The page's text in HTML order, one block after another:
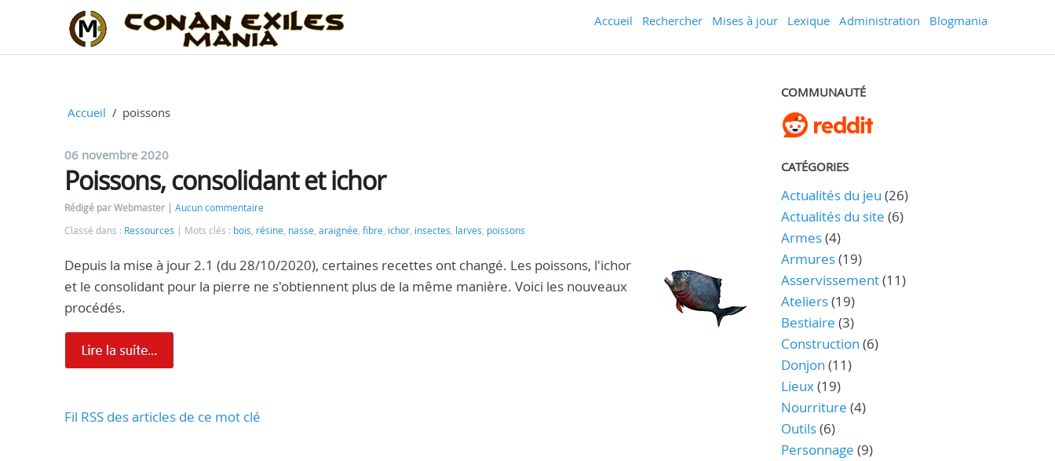
Accueil Rechercher Mises à jour Lexique Administration Blogmania
Accueil poissons
06 novembre 2020
Poissons, consolidant et ichor
Rédigé par Webmaster
Aucun commentaire
Classé dans : Ressources Mots clés : bois, résine, nasse, araignée, fibre, ichor, insectes, larves, poissons
Depuis la mise à jour 2.1 (du 28/10/2020), certaines recettes ont changé. Les poissons, l'ichor
et le consolidant pour la pierre ne s'obtiennent plus de la même manière. Voici les nouveaux
procédés.
Fil RSS des articles de ce mot clé
COMMUNAUTÉ
CATÉGORIES
Actualités du jeu (26)
Actualités du site (6)
Armes(4)
Armures(19)
Asservissement(11)
Ateliers(19)
Bestiaire (3)
Construction (6)
Donjon (11)
Lieux(19)
Nourriture (4)
Outils(6)
Personnage (9)